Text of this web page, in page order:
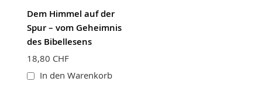
Dem Himmel auf der
Spur – vom Geheimnis
des Bibellesens
18,80 CHF
In den Warenkorb